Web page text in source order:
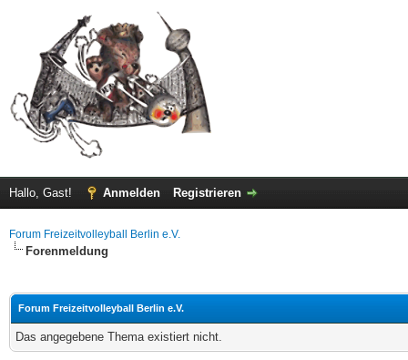
Hallo, Gast! Anmelden Registrieren
Forum Freizeitvolleyball Berlin e.V.
Forenmeldung
Forum Freizeitvolleyball Berlin e.V.
Das angegebene Thema existiert nicht.